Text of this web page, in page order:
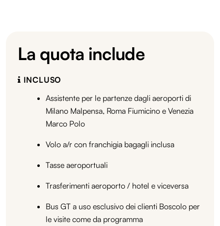
La quota include
INCLUSO
Assistente per le partenze dagli aeroporti di
Milano Malpensa, Roma Fiumicino e Venezia
Marco Polo
Volo a/r con franchigia bagagli inclusa
Tasse aeroportuali
Trasferimenti aeroporto / hotel e viceversa
Bus GT a uso esclusivo dei clienti Boscolo per
le visite come da programma